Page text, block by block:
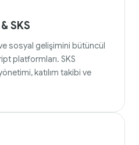
SKS
sosyal gelişimini bütüncül
platformları. SKS
katılım takibi ve